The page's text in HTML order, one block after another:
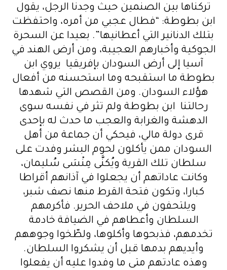
تركناها بين الصنمين حيث وجدنا الرجل، يقول
ابن بطوطة: “فطال عجبي من أمره، واحتفظت
بتلك الدنانير التي أعطانيها”. بعيدا عن السحرة
الجوكية وأخبارهم العجيبة، ومن أرض الهند في
آسيا إلى أرض السودان بإفريقيا يروي ابن
بطوطة ما استقبحه وما استحسنه من أفعال
هؤلاء السودان. ومن القصص التي شهدها
رحالتنا ابن بطوطة ولم تثر في نفسه سوى
الدهشة والغرابة والعجب ما حدث له بإحدى
قرى دولة مالي، فيحكي أن جماعة من أهل
السودان ممن يأكلون لحوم البشر وفدت على
سلطان تلك القرية ويُكنَّى مِنْسَى سُليمان،
وكانت عاداتهم أن يجعلوا في آذانهم أقراطا
كبارا، وتكون فتحة القرط منها نصف شبر،
ويلتحفون في ملاحف الحرير. فأكرمهم
السلطان وأعطاهم في الضيافة خادمة
تخدمهم، فذبحوها وأكلوها، ولطّخوا وجوههم
وأيديهم بدمها قبل أن يشكروا السلطان.
وهذه عادتهم متى ما وفدوا عليه أن يفعلوا